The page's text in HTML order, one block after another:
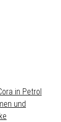
in Petrol
und